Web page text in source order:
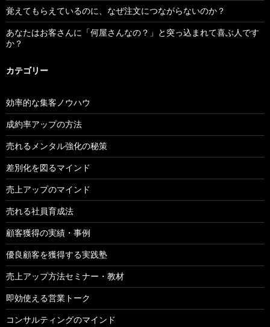
覚えてもらえているのに、なぜ注文につながらないのか？
あなたはお客さんに「何屋さんなの？」と突っ込まれて喜ぶ人です
か？
カテゴリー
効率的な集客ノウハウ
成約率アップの方法
売れるメンタル強化の秘策
差別化を図るマインド
売上アップのマインド
売れる社員育成法
顧客獲得の実績・事例
優良顧客を獲得する実践塾
売上アップ方法セミナー・教材
即効使える営業トーク
コンサルティングのマインド